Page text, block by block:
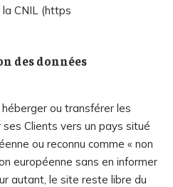
CNIL (https
des données
ou transférer les
Clients vers un pays situé
ou reconnu comme « non
européenne sans en informer
autant, le site reste libre du